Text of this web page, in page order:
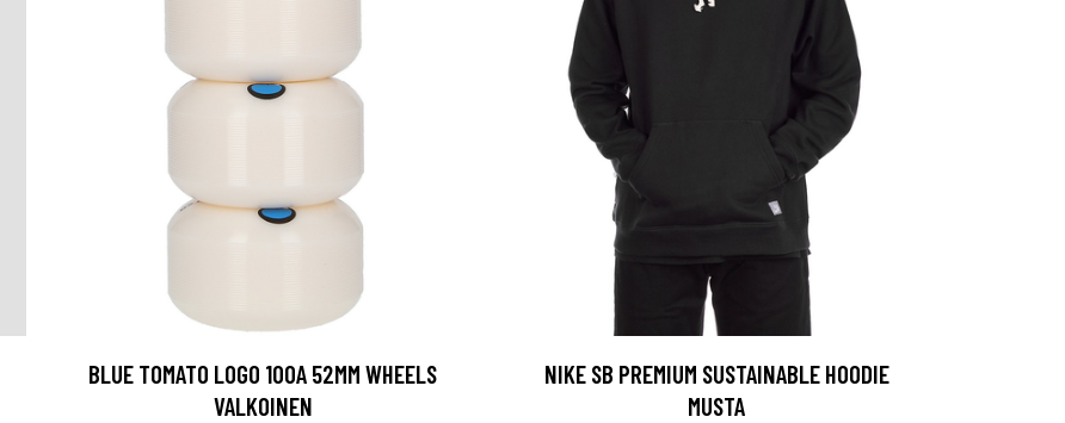
BLUE TOMATO LOGO 100A 52MM WHEELS
VALKOINEN
NIKE SB PREMIUM SUSTAINABLE HOODIE
MUSTA